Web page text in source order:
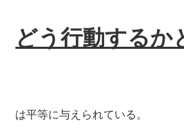
どう行動するか
は平等に与えられている。